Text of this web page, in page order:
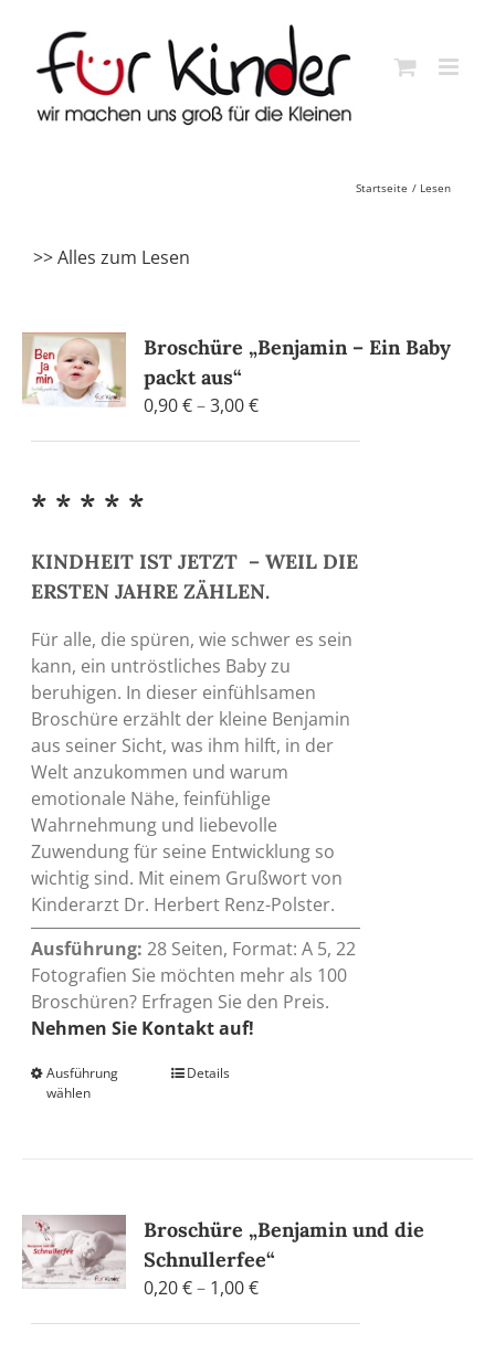
content
Startseite Lesen
>> Alles zum Lesen
Broschüre „Benjamin – Ein Baby
packt aus“
0,90€–3,00€Preisspanne:
* * * * *
KINDHEIT IST JETZT – WEIL DIE
ERSTEN JAHRE ZÄHLEN.
Für alle, die spüren, wie schwer es sein
kann, ein untröstliches Baby zu
beruhigen. In dieser einfühlsamen
Broschüre erzählt der kleine Benjamin
aus seiner Sicht, was ihm hilft, in der
Welt anzukommen und warum
emotionale Nähe, feinfühlige
Wahrnehmung und liebevolle
Zuwendung für seine Entwicklung so
wichtig sind. Mit einem Grußwort von
Kinderarzt Dr. Herbert Renz-Polster.
Ausführung: 28 Seiten, Format: A 5, 22
Fotografien Sie möchten mehr als 100
Broschüren? Erfragen Sie den Preis.
Nehmen Sie Kontakt auf!
Ausführung
wählen
Dieses
Die
Optionen
können
Details
Broschüre „Benjamin und die
Schnullerfee“
0,20€– 1,00€Preisspanne: